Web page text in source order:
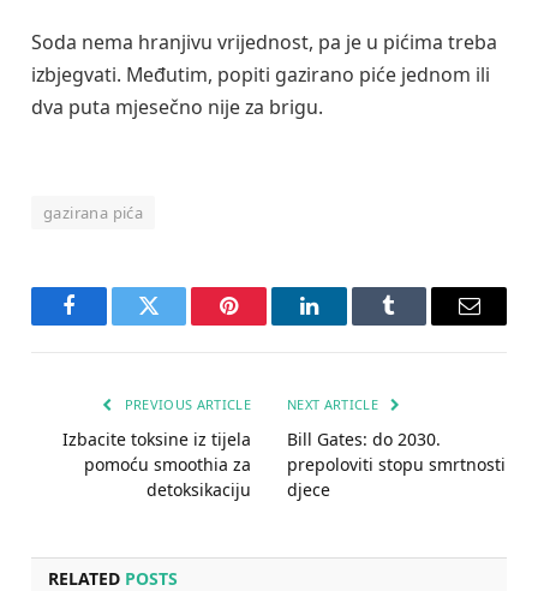
Soda nema hranjivu vrijednost, pa je u pićima treba
izbjegvati. Međutim, popiti gazirano piće jednom ili
dva puta mjesečno nije za brigu.
gazirana pića
FacebookTwitter Pinterest LinkedInTumblr Email
PREVIOUS ARTICLE
Izbacite toksine iz tijela
pomoću smoothia za
detoksikaciju
NEXT ARTICLE
Bill Gates: do 2030.
prepoloviti stopu smrtnosti
djece
RELATED POSTS